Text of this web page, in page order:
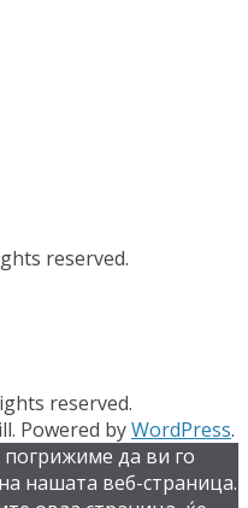
reserved.
reserved.
Powered byWordPress.
да ви го
нашата веб-страница.